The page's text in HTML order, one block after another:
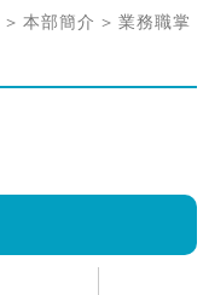
> 本部簡介 > 業務職掌